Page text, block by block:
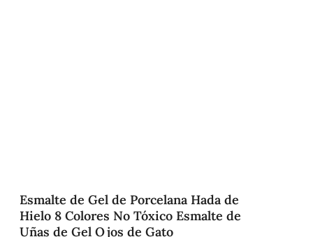
Esmalte de Gel de Porcelana Hada de
Hielo 8 Colores No Tóxico Esmalte de
Uñas de Gel Ojos de Gato